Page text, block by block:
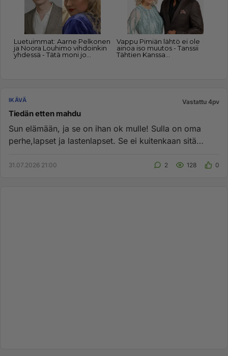
IKÄVÄ Vastattu 4pv
Tiedän etten mahdu
Sun elämään, ja se on ihan ok mulle! Sulla on oma
perhe,lapset ja lastenlapset. Se ei kuitenkaan sitä
31.07.2026 21:00 2 128 0